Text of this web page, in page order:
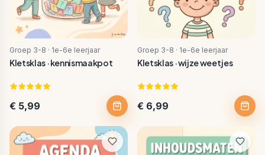
Groep 3-8 · 1e-6e leerjaar
Kletsklas · kennismaakpot
€ 5,99
Groep 3-8 · 1e-6e leerjaar
Kletsklas · wijze weetjes
€ 6,99